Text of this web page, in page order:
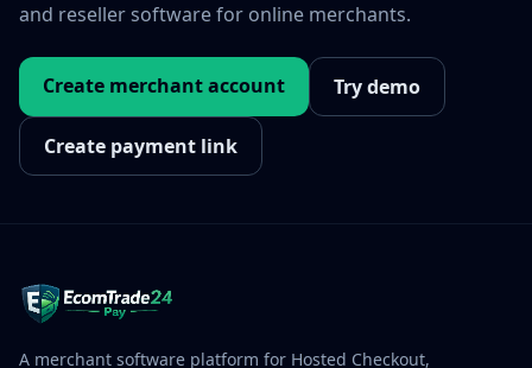
and reseller software for online merchants.
Create merchant account Try demo
Create payment link
A merchant software platform for Hosted Checkout,